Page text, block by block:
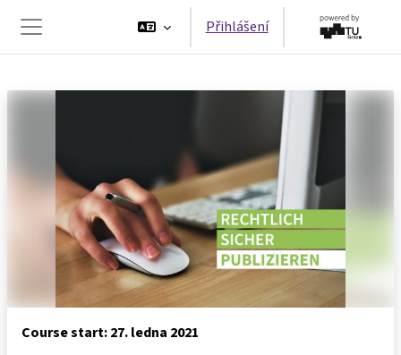
Boční panel
Přihlášení
Course start: 27. ledna 2021